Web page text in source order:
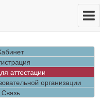
аттестации
организации
Связь